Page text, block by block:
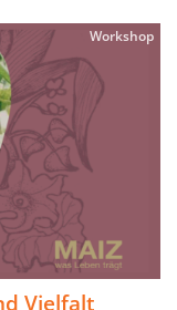
Workshop
Vielfalt